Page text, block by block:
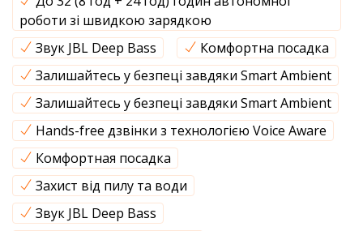
роботи зі швидкою зарядкою
Звук JBL Deep Bass
Комфортна посадка
Залишайтесь у безпеці завдяки Smart Ambient
Залишайтесь у безпеці завдяки Smart Ambient
Hands-free дзвінки з технологією Voice Aware
Комфортная посадка
Захист від пилу та води
Звук JBL Deep Bass